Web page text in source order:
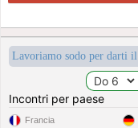
Lavoriamo sodo per darti
Incontri per paese
Francia